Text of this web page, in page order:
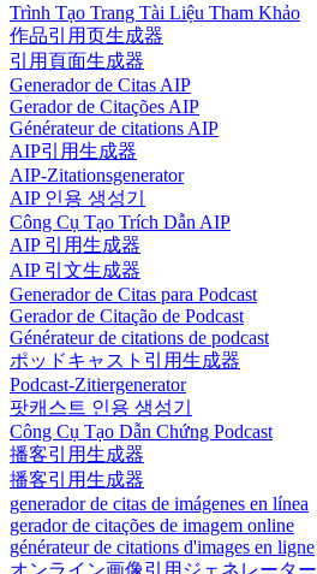
Trình Tạo Trang Tài Liệu Tham Khảo
作品引用页生成器
引用頁面生成器
Generador de Citas AIP
Gerador de Citações AIP
Générateur de citations AIP
AIP引用生成器
AIP-Zitationsgenerator
AIP 인용 생성기
Công Cụ Tạo Trích Dẫn AIP
AIP 引用生成器
AIP 引文生成器
Generador de Citas para Podcast
Gerador de Citação de Podcast
Générateur de citations de podcast
ポッドキャスト引用生成器
Podcast-Zitiergenerator
팟캐스트 인용 생성기
Công Cụ Tạo Dẫn Chứng Podcast
播客引用生成器
播客引用生成器
generador de citas de imágenes en línea
gerador de citações de imagem online
générateur de citations d'images en ligne
オンライン画像引用ジェネレーター